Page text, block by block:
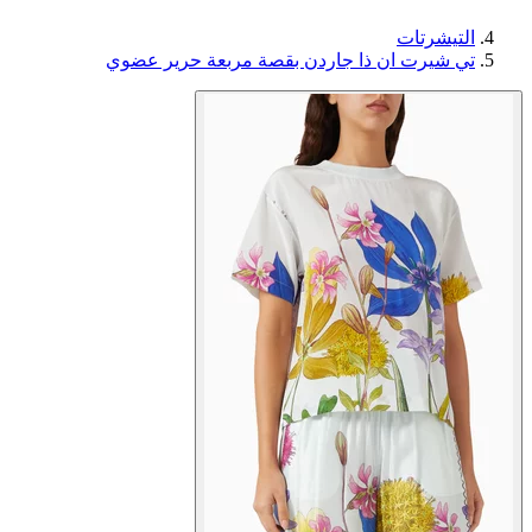
التيشرتات
تي شيرت ان ذا جاردن بقصة مربعة حرير عضوي